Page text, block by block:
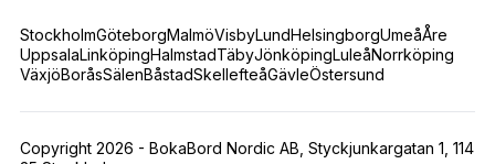
StockholmGöteborgMalmöVisbyLundHelsingborgUmeåÅre
UppsalaLinköpingHalmstadTäbyJönköpingLuleåNorrköping
VäxjöBoråsSälenBåstadSkellefteåGävleÖstersund
Copyright 2026 - BokaBord Nordic AB, Styckjunkargatan 1, 114